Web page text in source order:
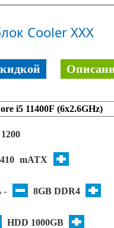
Cooler XXX
1200
mATX
- 8GB DDR4
HDD 1000GB